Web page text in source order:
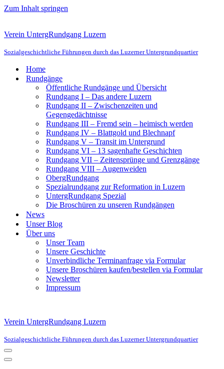
Zum Inhalt springen
Verein UntergRundgang Luzern
Sozialgeschichtliche Führungen durch das Luzerner Untergrundquartier
Home
Rundgänge
Öffentliche Rundgänge und Übersicht
Rundgang I – Das andere Luzern
Rundgang II – Zwischenzeiten und
Gegengedächtnisse
Rundgang III – Fremd sein – heimisch werden
Rundgang IV – Blattgold und Blechnapf
Rundgang V – Transit im Untergrund
Rundgang VI – 13 sagenhafte Geschichten
Rundgang VII – Zeitensprünge und Grenzgänge
Rundgang VIII – Augenweiden
ObergRundgang
Spezialrundgang zur Reformation in Luzern
UntergRundgang Spezial
Die Broschüren zu unseren Rundgängen
News
Unser Blog
Über uns
Unser Team
Unsere Geschichte
Unverbindliche Terminanfrage via Formular
Unsere Broschüren kaufen/bestellen via Formular
Newsletter
Impressum
Verein UntergRundgang Luzern
Sozialgeschichtliche Führungen durch das Luzerner Untergrundquartier
Navigationsmenü
Navigationsmenü